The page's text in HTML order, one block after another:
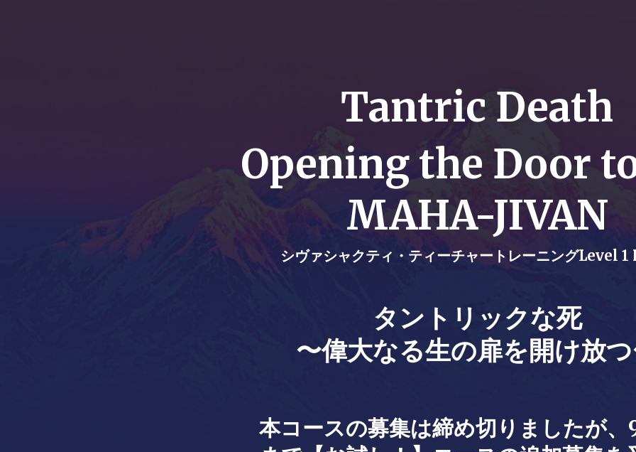
Tantric Death
Opening the Door
MAHA-JIVAN
シヴァシャクティ・ティーチャートレーニングLevel 1
タントリックな死
〜偉大なる生の扉を開け放
本コースの募集は締め切りましたが、